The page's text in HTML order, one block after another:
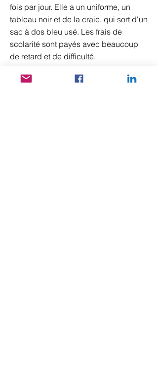
fois par jour. Elle a un uniforme, un
tableau noir et de la craie, qui sort d'un
sac à dos bleu usé. Les frais de
scolarité sont payés avec beaucoup
de retard et de difficulté.